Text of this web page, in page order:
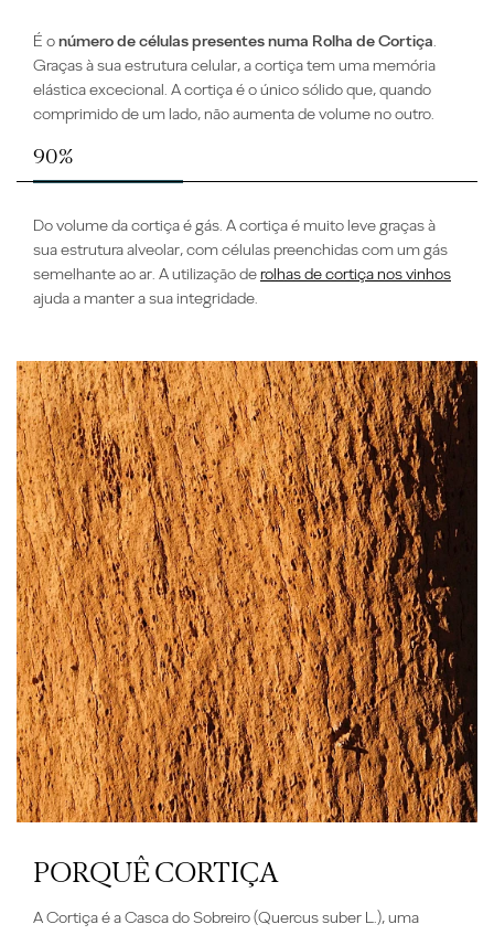
É onúmero de células presentes numa Rolha de Cortiça.
Graças à sua estrutura celular, a cortiça tem uma memória
elástica excecional. A cortiça é o único sólido que, quando
comprimido de um lado, não aumenta de volume no outro.
90%
Do volume da cortiça é gás. A cortiça é muito leve graças à
sua estrutura alveolar, com células preenchidas com um gás
semelhante ao ar. A utilização derolhas de cortiça nos vinhos
ajuda a manter a sua integridade.
PORQUÊ CORTIÇA
A Cortiça é a Casca do Sobreiro (Quercus suber L.), uma